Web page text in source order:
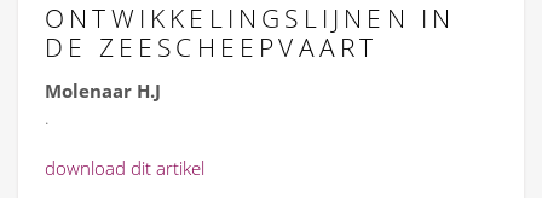
ONTWIKKELINGSLIJNEN IN
DE ZEESCHEEPVAART
Molenaar H.J
.
download dit artikel